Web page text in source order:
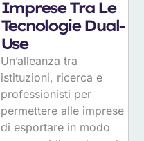
Imprese Tra Le
Tecnologie Dual-
Use
Un’alleanza tra
istituzioni, ricerca e
professionisti per
permettere alle imprese
di esportare in modo